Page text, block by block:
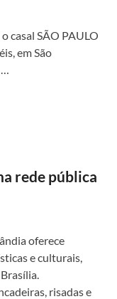
casal SÃO PAULO
em São
…
rede pública
oferece
e culturais,
risadas e